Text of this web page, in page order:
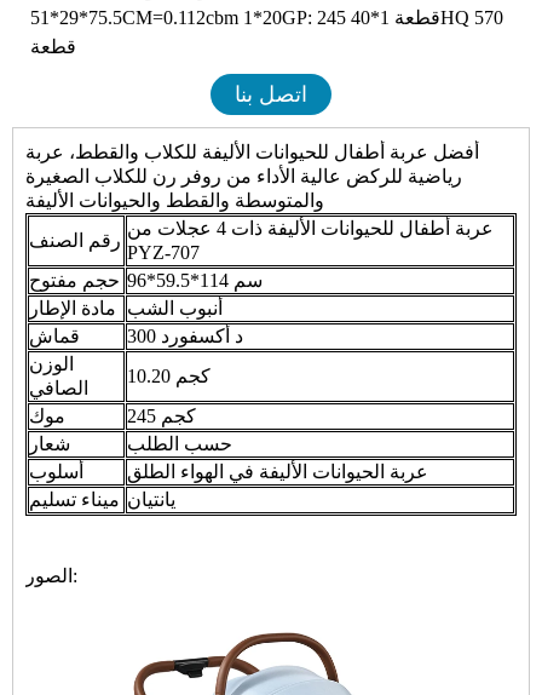
51*29*75.5CM=0.112cbm 1*20GP: 245 قطعة 1*40HQ 570
قطعة
اتصل بنا
أفضل عربة أطفال للحيوانات الأليفة للكلاب والقطط، عربة
رياضية للركض عالية الأداء من روفر رن للكلاب الصغيرة
والمتوسطة والقطط والحيوانات الأليفة
رقم الصنف
عربة أطفال للحيوانات الأليفة ذات 4 عجلات من
PYZ-707
حجم مفتوح
96*59.5*114 سم
مادة الإطار
أنبوب الشب
قماش
300 د أكسفورد
الوزن
الصافي
10.20 كجم
موك
245 كجم
شعار
حسب الطلب
أسلوب
عربة الحيوانات الأليفة في الهواء الطلق
ميناء تسليم يانتيان
الصور: